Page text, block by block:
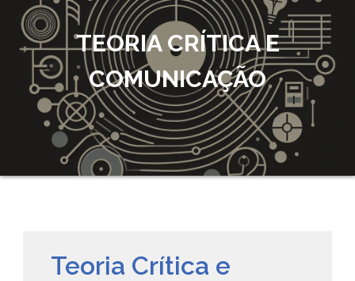
TEORIA CRÍTICA E
COMUNICAÇÃO
Teoria Crítica e